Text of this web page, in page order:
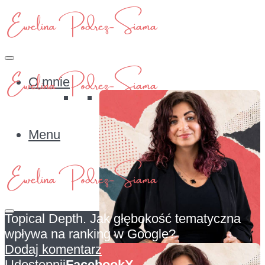
O mnie
Menu
O mnie
Topical Depth. Jak głębokość tematyczna
wpływa na ranking w Google?
Dodaj komentarz